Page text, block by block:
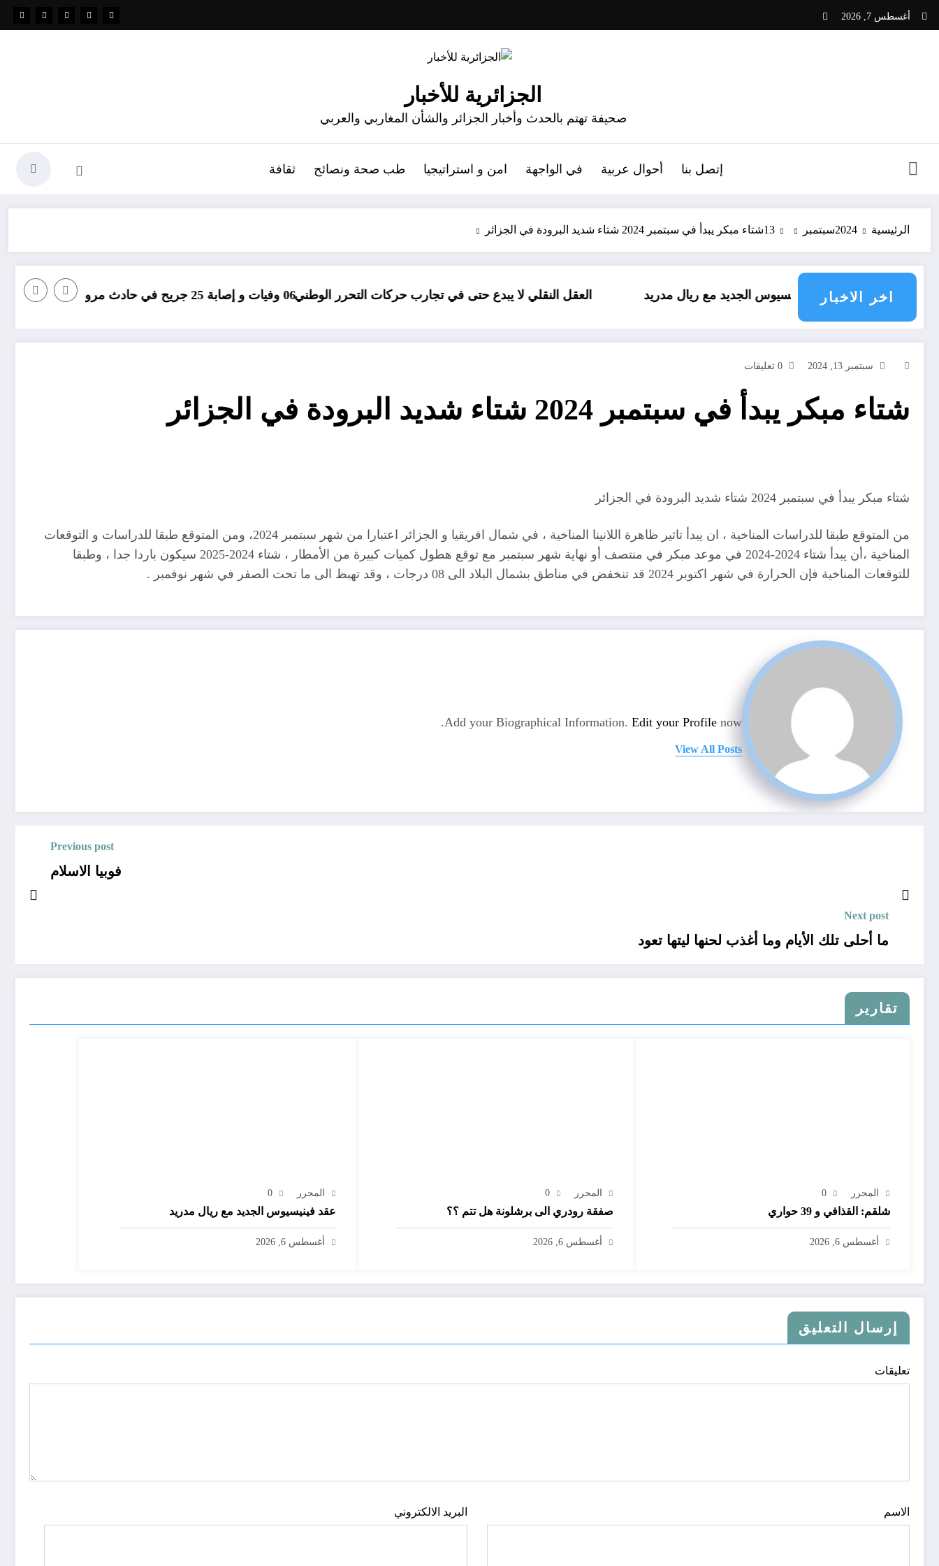
التجاوز
أغسطس 7, 2026
الجزائرية للأخبار
صحيفة تهتم بالحدث وأخبار الجزائر والشأن المغاربي والعربي
إتصل بنا أحوال عربية في الواجهة امن و استراتيجيا طب صحة ونصائح ثقافة
الرئيسية 2024سبتمبر 13شتاء مبكر يبدأ في سبتمبر 2024 شتاء شديد البرودة في الجزائر
اخر الاخبار
عقد فينيسيوس الجديد مع ريال مدريد العقل النقلي لا يبدع حتى في تجارب حركات التحرر الوطني06 وفيات و إصابة 25 جريح في حادث مرور بقسنطينة مؤامرة
سبتمبر 13, 2024 0 تعليقات
شتاء مبكر يبدأ في سبتمبر 2024 شتاء شديد البرودة في الجزائر
شتاء مبكر يبدأ في سبتمبر 2024 شتاء شديد البرودة في الجزائر
من المتوقع طبقا للدراسات المناخية ، ان يبدأ تاثير ظاهرة اللانينا المناخية ، في شمال افريقيا و الجزائر اعتبارا من شهر سبتمبر 2024، ومن المتوقع طبقا للدراسات و التوقعات
المناخية ،أن يبدأ شتاء 2024-2024 في موعد مبكر في منتصف أو نهاية شهر سبتمبر مع توقع هطول كميات كبيرة من الأمطار ، شتاء 2024-2025 سيكون باردا جدا ، وطبقا
للتوقعات المناخية فإن الحرارة في شهر اكتوبر 2024 قد تنخفض في مناطق بشمال البلاد الى 08 درجات ، وقد تهبظ الى ما تحت الصفر في شهر نوفمبر .
Add your Biographical Information. Edit your Profile now.
View All Posts
Previous post
فوبيا الاسلام
Next post
ما أحلى تلك الأيام وما أغذب لحنها ليتها تعود
تقارير
المحرر 0
شلقم: القذافي و 39 حواري
أغسطس 6, 2026
المحرر 0
صفقة رودري الى برشلونة هل تتم ؟؟
أغسطس 6, 2026
المحرر 0
عقد فينيسيوس الجديد مع ريال مدريد
أغسطس 6, 2026
إرسال التعليق
تعليقات
الاسم البريد الالكتروني